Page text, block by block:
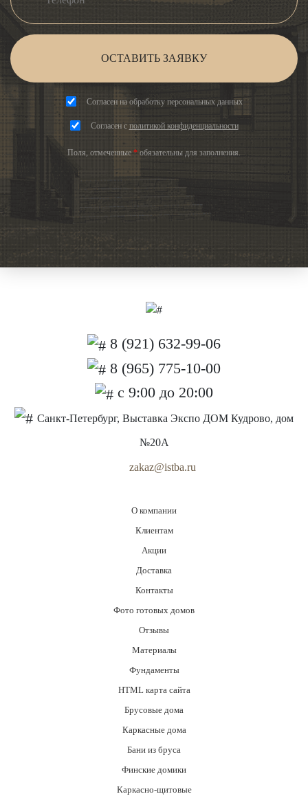
ОСТАВИТЬ ЗАЯВКУ
Согласен на обработку персональных данных
Согласен с политикой конфиденциальности
Поля, отмеченные*обязательны для заполнения.
8 (921) 632-99-06
8 (965) 775-10-00
с 9:00 до 20:00
Санкт-Петербург, Выставка Экспо ДОМ Кудрово, дом
№20А
zakaz@istba.ru
О компании
Клиентам
Акции
Доставка
Контакты
Фото готовых домов
Отзывы
Материалы
Фундаменты
HTML карта сайта
Брусовые дома
Каркасные дома
Бани из бруса
Финские домики
Каркасно-щитовые